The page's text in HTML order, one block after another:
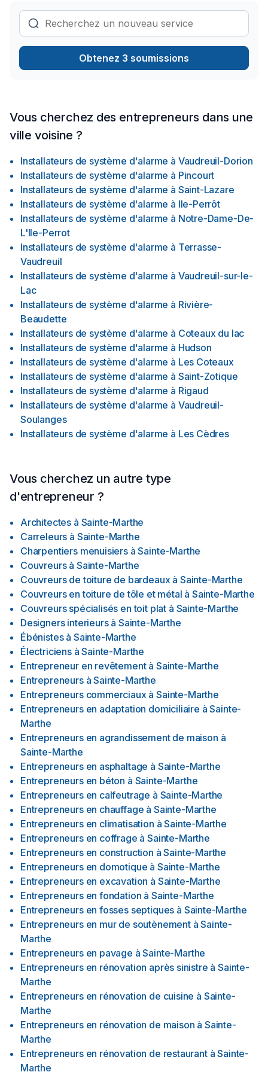
Obtenez 3 soumissions
Vous cherchez des entrepreneurs dans une
ville voisine ?
Installateurs de système d'alarme à Vaudreuil-Dorion
Installateurs de système d'alarme à Pincourt
Installateurs de système d'alarme à Saint-Lazare
Installateurs de système d'alarme à Ile-Perrôt
Installateurs de système d'alarme à Notre-Dame-De-
L'Ile-Perrot
Installateurs de système d'alarme à Terrasse-
Vaudreuil
Installateurs de système d'alarme à Vaudreuil-sur-le-
Lac
Installateurs de système d'alarme à Rivière-
Beaudette
Installateurs de système d'alarme à Coteaux du lac
Installateurs de système d'alarme à Hudson
Installateurs de système d'alarme à Les Coteaux
Installateurs de système d'alarme à Saint-Zotique
Installateurs de système d'alarme à Rigaud
Installateurs de système d'alarme à Vaudreuil-
Soulanges
Installateurs de système d'alarme à Les Cèdres
Vous cherchez un autre type
d'entrepreneur ?
Architectes à Sainte-Marthe
Carreleurs à Sainte-Marthe
Charpentiers menuisiers à Sainte-Marthe
Couvreurs à Sainte-Marthe
Couvreurs de toiture de bardeaux à Sainte-Marthe
Couvreurs en toiture de tôle et métal à Sainte-Marthe
Couvreurs spécialisés en toit plat à Sainte-Marthe
Designers interieurs à Sainte-Marthe
Ébénistes à Sainte-Marthe
Électriciens à Sainte-Marthe
Entrepreneur en revêtement à Sainte-Marthe
Entrepreneurs à Sainte-Marthe
Entrepreneurs commerciaux à Sainte-Marthe
Entrepreneurs en adaptation domiciliaire à Sainte-
Marthe
Entrepreneurs en agrandissement de maison à
Sainte-Marthe
Entrepreneurs en asphaltage à Sainte-Marthe
Entrepreneurs en béton à Sainte-Marthe
Entrepreneurs en calfeutrage à Sainte-Marthe
Entrepreneurs en chauffage à Sainte-Marthe
Entrepreneurs en climatisation à Sainte-Marthe
Entrepreneurs en coffrage à Sainte-Marthe
Entrepreneurs en construction à Sainte-Marthe
Entrepreneurs en domotique à Sainte-Marthe
Entrepreneurs en excavation à Sainte-Marthe
Entrepreneurs en fondation à Sainte-Marthe
Entrepreneurs en fosses septiques à Sainte-Marthe
Entrepreneurs en mur de soutènement à Sainte-
Marthe
Entrepreneurs en pavage à Sainte-Marthe
Entrepreneurs en rénovation après sinistre à Sainte-
Marthe
Entrepreneurs en rénovation de cuisine à Sainte-
Marthe
Entrepreneurs en rénovation de maison à Sainte-
Marthe
Entrepreneurs en rénovation de restaurant à Sainte-
Marthe